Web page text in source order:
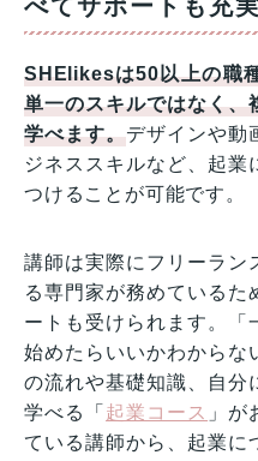
べてサポートも充実
SHElikesは50以上の職
単一のスキルではなく、
学べます。デザインや動
ジネススキルなど、起業
つけることが可能です。
講師は実際にフリーラン
る専門家が務めているた
ートも受けられます。「
始めたらいいかわからな
の流れや基礎知識、自分
学べる「 起業コース 」が
ている講師から、起業に